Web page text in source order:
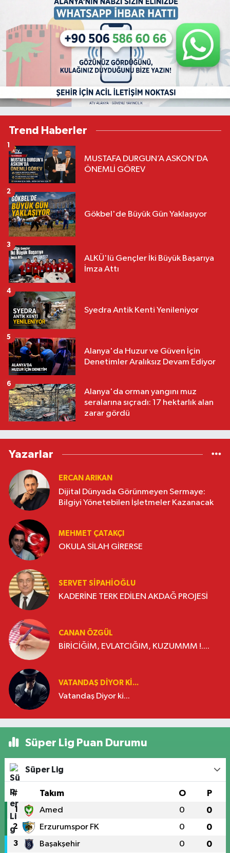
Trend Haberler
MUSTAFA DURGUN’A ASKON’DA
ÖNEMLİ GÖREV
1
Gökbel'de Büyük Gün Yaklaşıyor
2
ALKÜ'lü Gençler İki Büyük Başarıya
İmza Attı
3
Syedra Antik Kenti Yenileniyor
4
Alanya'da Huzur ve Güven İçin
Denetimler Aralıksız Devam Ediyor
5
Alanya'da orman yangını muz
seralarına sıçradı: 17 hektarlık alan
zarar gördü
6
Yazarlar
ERCAN ARIKAN
Dijital Dünyada Görünmeyen Sermaye:
Bilgiyi Yönetebilen İşletmeler Kazanacak
MEHMET ÇATAKÇI
OKULA SİLAH GİRERSE
SERVET SİPAHİOĞLU
KADERİNE TERK EDİLEN AKDAĞ PROJESİ
CANAN ÖZGÜL
BİRİCİĞİM, EVLATCIĞIM, KUZUMMM !....
VATANDAŞ DIYOR KI...
Vatandaş Diyor ki...
Süper Lig Puan Durumu
Süper Lig
# Takım O P
1 Amed 0 0
2 Erzurumspor FK 0 0
3 Başakşehir 0 0